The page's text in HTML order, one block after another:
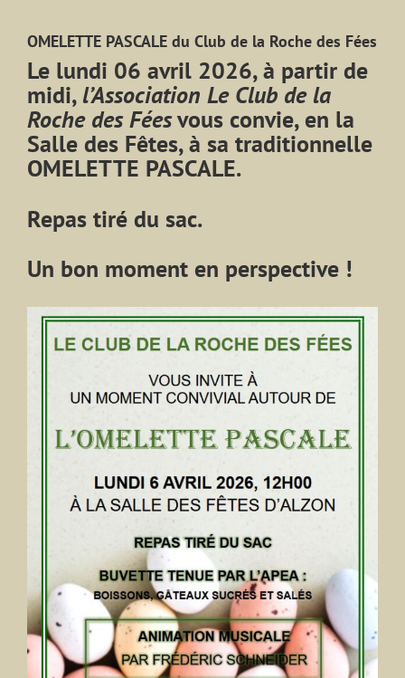
OMELETTE PASCALE du Club de la Roche des Fées
Le lundi 06 avril 2026, à partir de
midi, l’Association Le Club de la
Roche des Féesvous convie, en la
Salle des Fêtes, à sa traditionnelle
OMELETTE PASCALE.
Repas tiré du sac.
Un bon moment en perspective !